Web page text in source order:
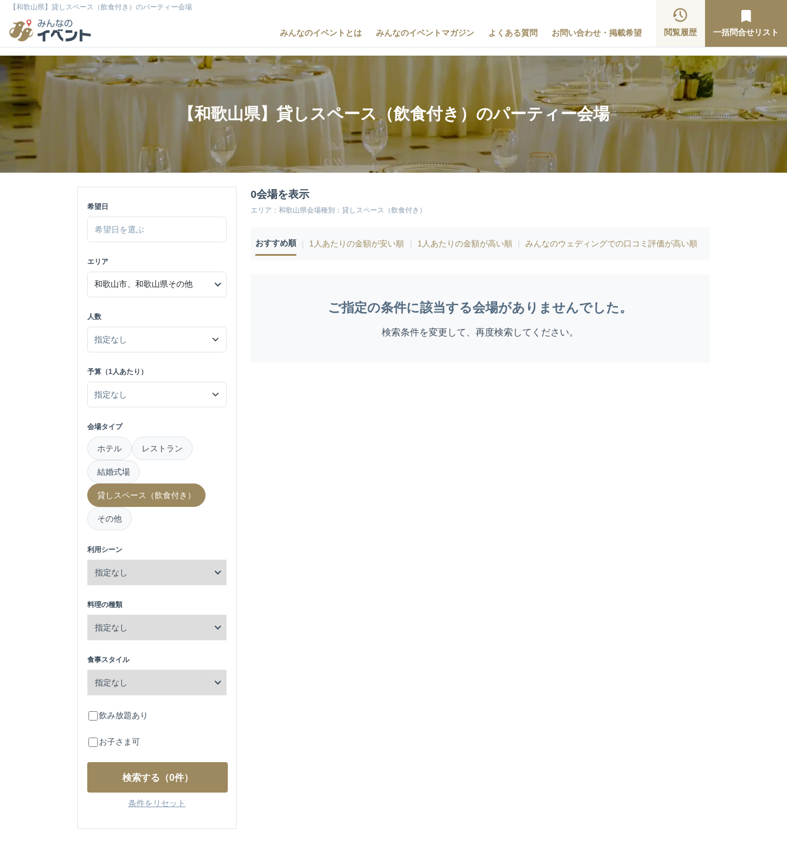
【和歌山県】貸しスペース（飲食付き）のパーティー会場
みんなのイベントとは みんなのイベントマガジン よくある質問 お問い合わせ・掲載希望 閲覧履歴 一括問合せリスト
【和歌山県】貸しスペース（飲食付き）のパーティー会場
希望日
エリア
人数
予算（1人あたり）
会場タイプ
ホテル レストラン
結婚式場
貸しスペース（飲食付き）
その他
利用シーン
料理の種類
食事スタイル
飲み放題あり
お子さま可
検索する （0件）
条件をリセット
0会場を表示
エリア：和歌山県会場種別：貸しスペース（飲食付き）
おすすめ順 1人あたりの金額が安い順 1人あたりの金額が高い順 みんなのウェディングでの口コミ評価が高い順
ご指定の条件に該当する会場がありませんでした。
検索条件を変更して、再度検索してください。